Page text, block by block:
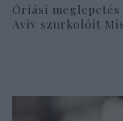
Óriási
Aviv szurkolóit